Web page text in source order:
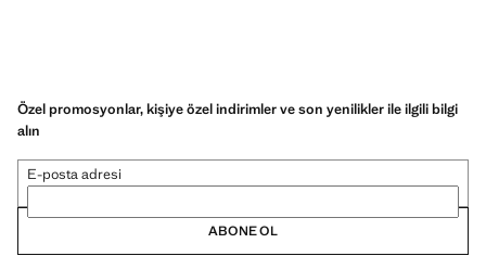
Özel promosyonlar, kişiye özel indirimler ve son yenilikler ile ilgili bilgi
alın
E-posta adresi
ABONE OL